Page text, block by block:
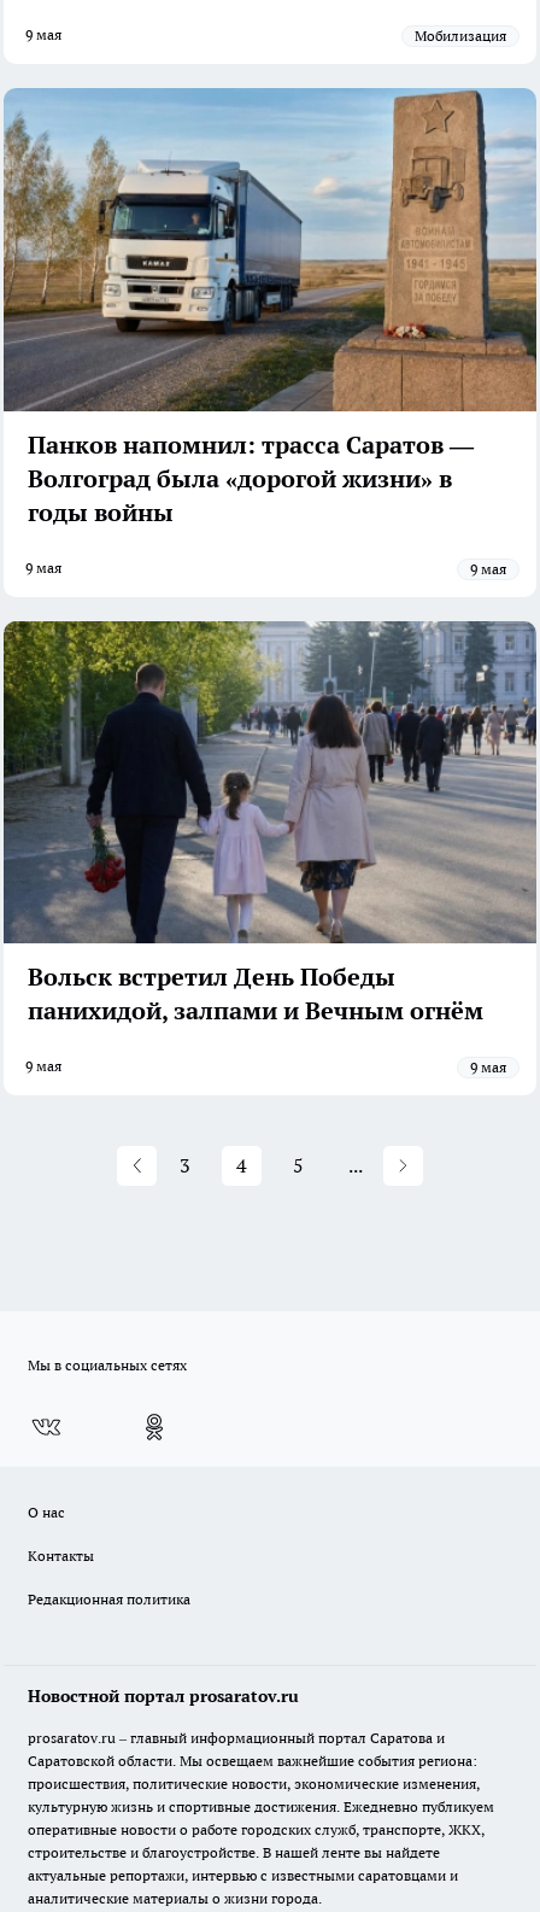
9 мая Мобилизация
Панков напомнил: трасса Саратов —
Волгоград была «дорогой жизни» в
годы войны
9 мая 9 мая
Вольск встретил День Победы
панихидой, залпами и Вечным огнём
9 мая 9 мая
3 4 5 ...
Мы в социальных сетях
О нас
Контакты
Редакционная политика
Новостной портал prosaratov.ru
prosaratov.ru – главный информационный портал Саратова и
Саратовской области. Мы освещаем важнейшие события региона:
происшествия, политические новости, экономические изменения,
культурную жизнь и спортивные достижения. Ежедневно публикуем
оперативные новости о работе городских служб, транспорте, ЖКХ,
строительстве и благоустройстве. В нашей ленте вы найдете
актуальные репортажи, интервью с известными саратовцами и
аналитические материалы о жизни города.